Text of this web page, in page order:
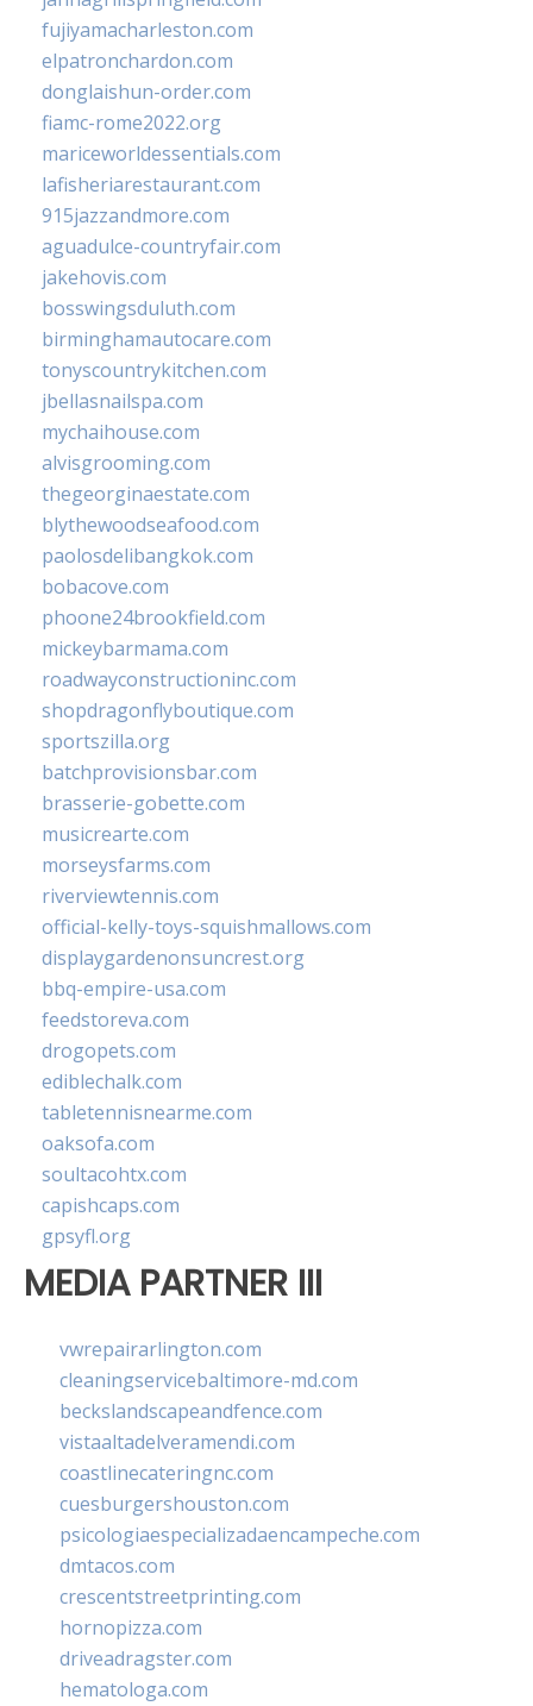
fujiyamacharleston.com
elpatronchardon.com
donglaishun-order.com
fiamc-rome2022.org
mariceworldessentials.com
lafisheriarestaurant.com
915jazzandmore.com
aguadulce-countryfair.com
jakehovis.com
bosswingsduluth.com
birminghamautocare.com
tonyscountrykitchen.com
jbellasnailspa.com
mychaihouse.com
alvisgrooming.com
thegeorginaestate.com
blythewoodseafood.com
paolosdelibangkok.com
bobacove.com
phoone24brookfield.com
mickeybarmama.com
roadwayconstructioninc.com
shopdragonflyboutique.com
sportszilla.org
batchprovisionsbar.com
brasserie-gobette.com
musicrearte.com
morseysfarms.com
riverviewtennis.com
official-kelly-toys-squishmallows.com
displaygardenonsuncrest.org
bbq-empire-usa.com
feedstoreva.com
drogopets.com
ediblechalk.com
tabletennisnearme.com
oaksofa.com
soultacohtx.com
capishcaps.com
gpsyfl.org
MEDIA PARTNER III
vwrepairarlington.com
cleaningservicebaltimore-md.com
beckslandscapeandfence.com
vistaaltadelveramendi.com
coastlinecateringnc.com
cuesburgershouston.com
psicologiaespecializadaencampeche.com
dmtacos.com
crescentstreetprinting.com
hornopizza.com
driveadragster.com
hematologa.com